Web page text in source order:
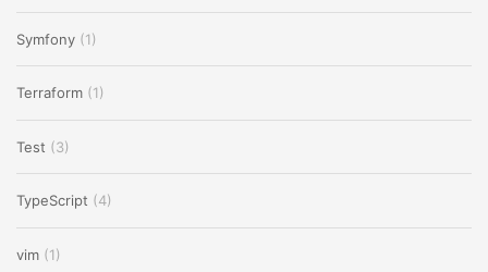
Symfony (1)
Terraform (1)
Test (3)
TypeScript (4)
vim (1)